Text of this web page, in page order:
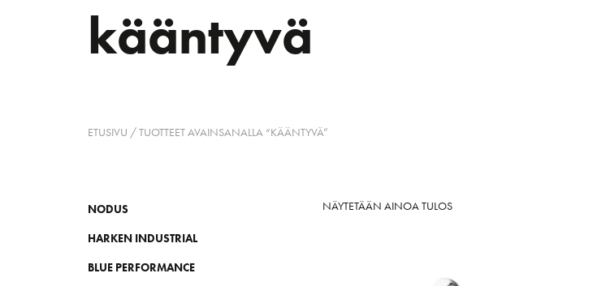
kääntyvä
ETUSIVU / TUOTTEET AVAINSANALLA “KÄÄNTYVÄ”
NODUS
HARKEN INDUSTRIAL
BLUE PERFORMANCE
NÄYTETÄÄN AINOA TULOS